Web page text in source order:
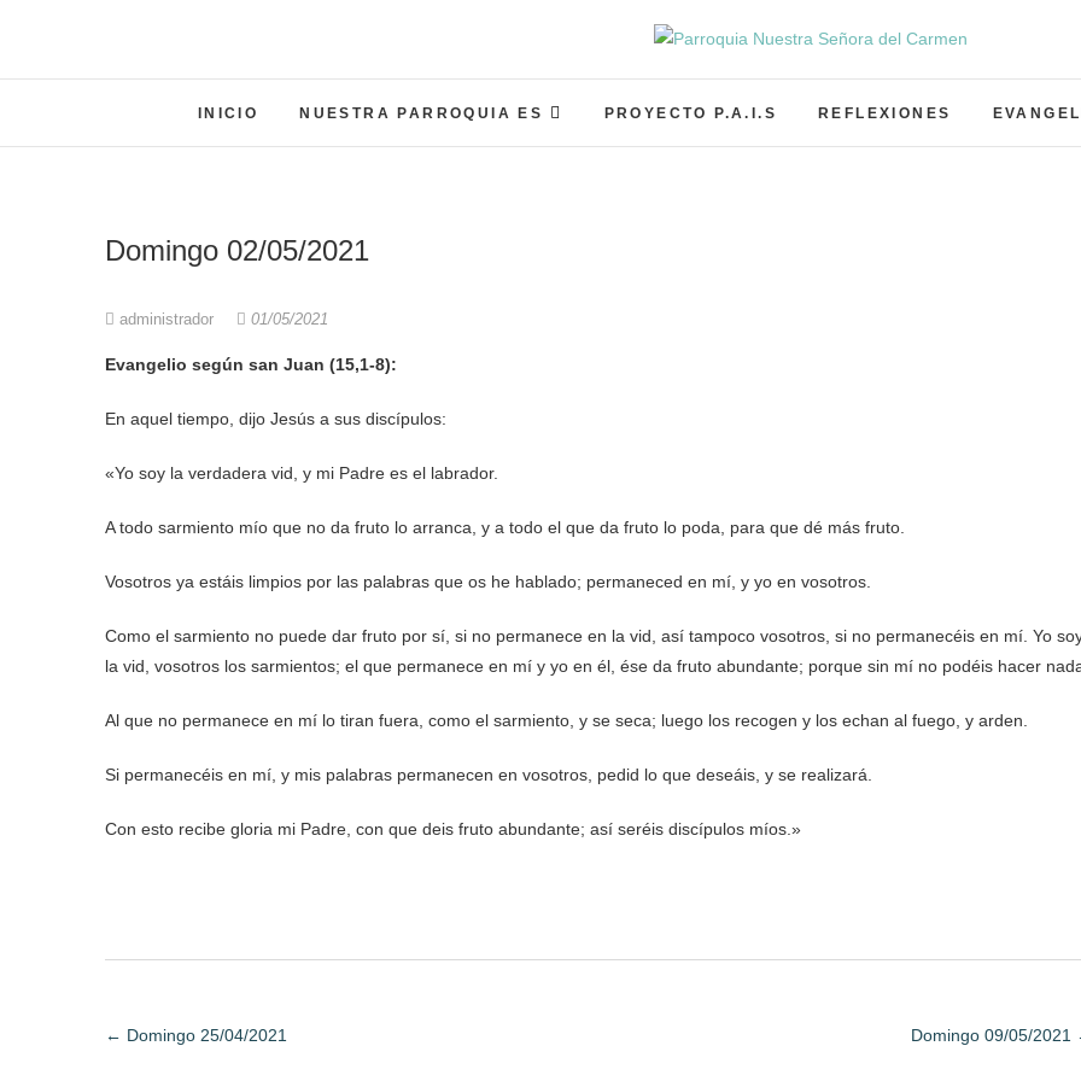
Parroquia Nuestra
INICIO NUESTRA PARROQUIA ES PROYECTO P.A.I.S REFLEXIONES
Domingo 02/05/2021
administrador 01/05/2021
Evangelio según san Juan (15,1-8):
En aquel tiempo, dijo Jesús a sus discípulos:
«Yo soy la verdadera vid, y mi Padre es el labrador.
A todo sarmiento mío que no da fruto lo arranca, y a todo el que da fruto lo poda, para que dé más fruto.
Vosotros ya estáis limpios por las palabras que os he hablado; permaneced en mí, y yo en vosotros.
Como el sarmiento no puede dar fruto por sí, si no permanece en la vid, así tampoco vosotros, si no permanecéis en mí. Yo
la vid, vosotros los sarmientos; el que permanece en mí y yo en él, ése da fruto abundante; porque sin mí no podéis hacer
Al que no permanece en mí lo tiran fuera, como el sarmiento, y se seca; luego los recogen y los echan al fuego, y arden.
Si permanecéis en mí, y mis palabras permanecen en vosotros, pedid lo que deseáis, y se realizará.
Con esto recibe gloria mi Padre, con que deis fruto abundante; así seréis discípulos míos.»
← Domingo 25/04/2021 Domingo 09/05/2021